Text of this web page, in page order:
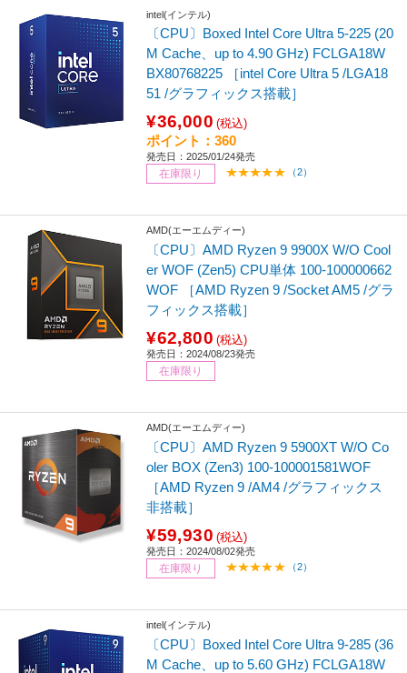
intel(インテル)
〔CPU〕Boxed Intel Core Ultra 5-225 (20
M Cache、up to 4.90 GHz) FCLGA18W
BX80768225 ［intel Core Ultra 5 /LGA18
51 /グラフィックス搭載］
¥36,000 (税込)
ポイント：360
発売日：2025/01/24発売
在庫限り （2）
AMD(エーエムディー)
〔CPU〕AMD Ryzen 9 9900X W/O Cool
er WOF (Zen5) CPU単体 100-100000662
WOF ［AMD Ryzen 9 /Socket AM5 /グラ
フィックス搭載］
¥62,800 (税込)
発売日：2024/08/23発売
在庫限り
AMD(エーエムディー)
〔CPU〕AMD Ryzen 9 5900XT W/O Co
oler BOX (Zen3) 100-100001581WOF
［AMD Ryzen 9 /AM4 /グラフィックス
非搭載］
¥59,930 (税込)
発売日：2024/08/02発売
在庫限り （2）
intel(インテル)
〔CPU〕Boxed Intel Core Ultra 9-285 (36
M Cache、up to 5.60 GHz) FCLGA18W